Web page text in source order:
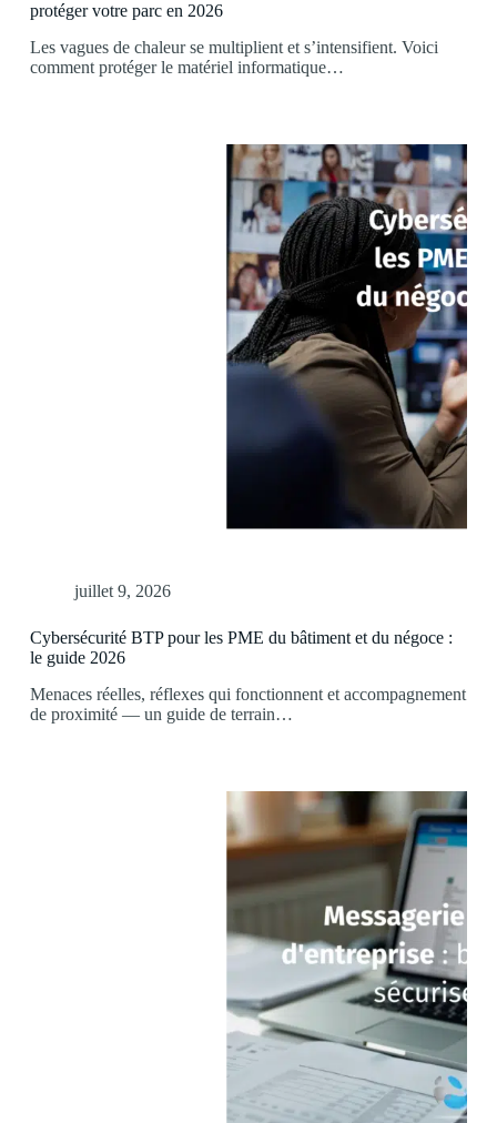
protéger votre parc en 2026
Les vagues de chaleur se multiplient et s’intensifient. Voici
comment protéger le matériel informatique…
juillet 9, 2026
Cybersécurité BTP pour les PME du bâtiment et du négoce :
le guide 2026
Menaces réelles, réflexes qui fonctionnent et accompagnement
de proximité — un guide de terrain…